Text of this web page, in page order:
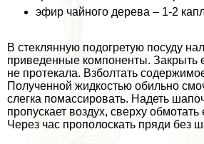
эфир чайного дерева – 1-2
В стеклянную подогретую посуду
приведенные компоненты. Закрыть
не протекала. Взболтать
Полученной жидкостью обильно
слегка помассировать. Надеть
пропускает воздух, сверху
Через час прополоскать пряди без